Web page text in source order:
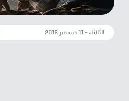
الثلاثاء - ١١ ديسمبر ٢٠١٨